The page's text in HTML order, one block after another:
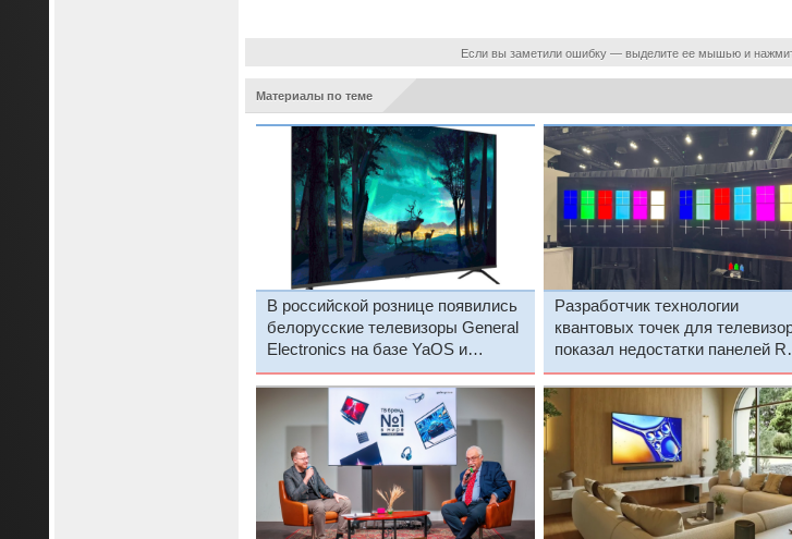
Если вы заметили ошибку — выделите ее мышью и
Материалы по теме
В российской рознице появились
белорусские телевизоры General
Electronics на базе YaOS и
«Салют ТВ», а также без них
Разработчик технологии
квантовых точек для
показал недостатки панелей
LED